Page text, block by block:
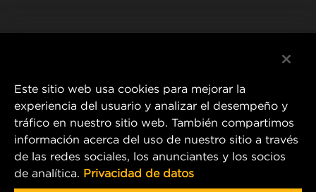
1 Wix Way
P.O. Box 1967
Gastonia, NC 28054
Este sitio web usa cookies para mejorar la
experiencia del usuario y analizar el desempeño y
tráfico en nuestro sitio web. También compartimos
información acerca del uso de nuestro sitio a través
de las redes sociales, los anunciantes y los socios
de analítica. Privacidad de datos